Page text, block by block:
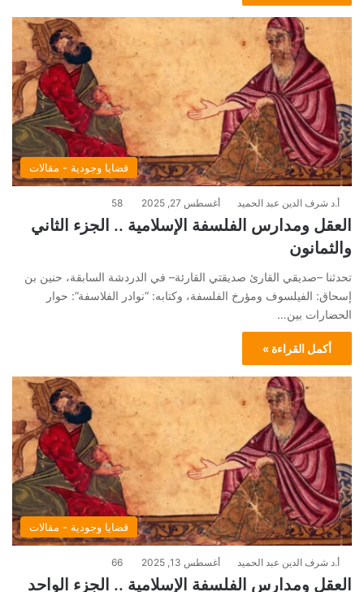
قضايا وجودية - مقالات
أ.د شرف الدين عبد الحميد أغسطس 27, 2025 58
العقل ومدارس الفلسفة الإسلامية .. الجزء الثاني
والثمانون
تحدثنا –صديقي القارئ صديقتي القارئة– في الدردشة السابقة، حنين بن
إسحاق: الفيلسوف ومؤرخ الفلسفة، وكتابه: “نوادر الفلاسفة”: حوار
الحضارات بين…
أكمل القراءة »
قضايا وجودية - مقالات
أ.د شرف الدين عبد الحميد أغسطس 13, 2025 66
العقل ومدارس الفلسفة الإسلامية .. الجزء الواحد